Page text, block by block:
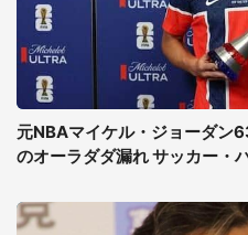
元NBAマイケル・ジョーダン
のオーラダダ漏れ サッカー・